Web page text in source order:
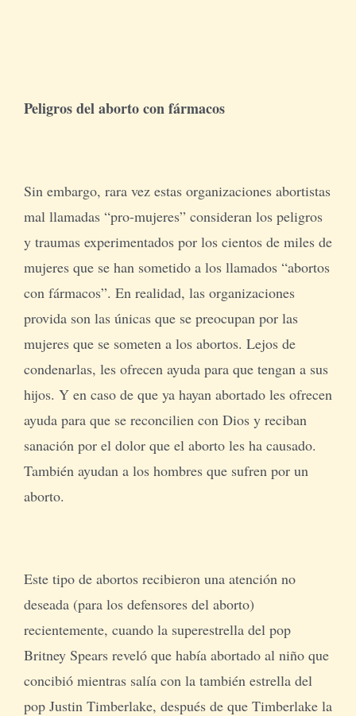
Peligros del aborto con fármacos
Sin embargo, rara vez estas organizaciones abortistas
mal llamadas “pro-mujeres” consideran los peligros
y traumas experimentados por los cientos de miles de
mujeres que se han sometido a los llamados “abortos
con fármacos”. En realidad, las organizaciones
provida son las únicas que se preocupan por las
mujeres que se someten a los abortos. Lejos de
condenarlas, les ofrecen ayuda para que tengan a sus
hijos. Y en caso de que ya hayan abortado les ofrecen
ayuda para que se reconcilien con Dios y reciban
sanación por el dolor que el aborto les ha causado.
También ayudan a los hombres que sufren por un
aborto.
Este tipo de abortos recibieron una atención no
deseada (para los defensores del aborto)
recientemente, cuando la superestrella del pop
Britney Spears reveló que había abortado al niño que
concibió mientras salía con la también estrella del
pop Justin Timberlake, después de que Timberlake la